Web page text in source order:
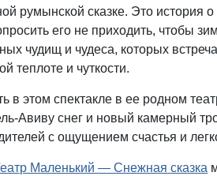
румынской сказке. Это история
его не приходить, чтобы
чудищ и чудеса, которых
теплоте и чуткости.
в этом спектакле в ее родном
Авиву снег и новый камерный
с ощущением счастья и
Маленький — Снежная сказка